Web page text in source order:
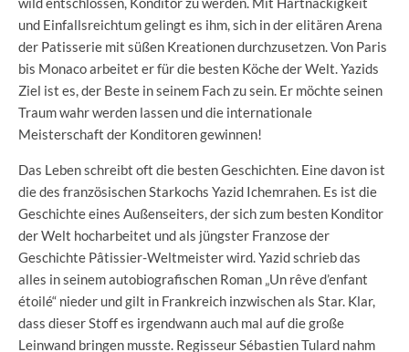
und Einfallsreichtum gelingt es ihm, sich in der elitären Arena
der Patisserie mit süßen Kreationen durchzusetzen. Von Paris
bis Monaco arbeitet er für die besten Köche der Welt. Yazids
Ziel ist es, der Beste in seinem Fach zu sein. Er möchte seinen
Traum wahr werden lassen und die internationale
Meisterschaft der Konditoren gewinnen!
Das Leben schreibt oft die besten Geschichten. Eine davon ist
die des französischen Starkochs Yazid Ichemrahen. Es ist die
Geschichte eines Außenseiters, der sich zum besten Konditor
der Welt hocharbeitet und als jüngster Franzose der
Geschichte Pâtissier-Weltmeister wird. Yazid schrieb das
alles in seinem autobiografischen Roman „Un rêve d’enfant
étoilé“ nieder und gilt in Frankreich inzwischen als Star. Klar,
dass dieser Stoff es irgendwann auch mal auf die große
Leinwand bringen musste. Regisseur Sébastien Tulard nahm